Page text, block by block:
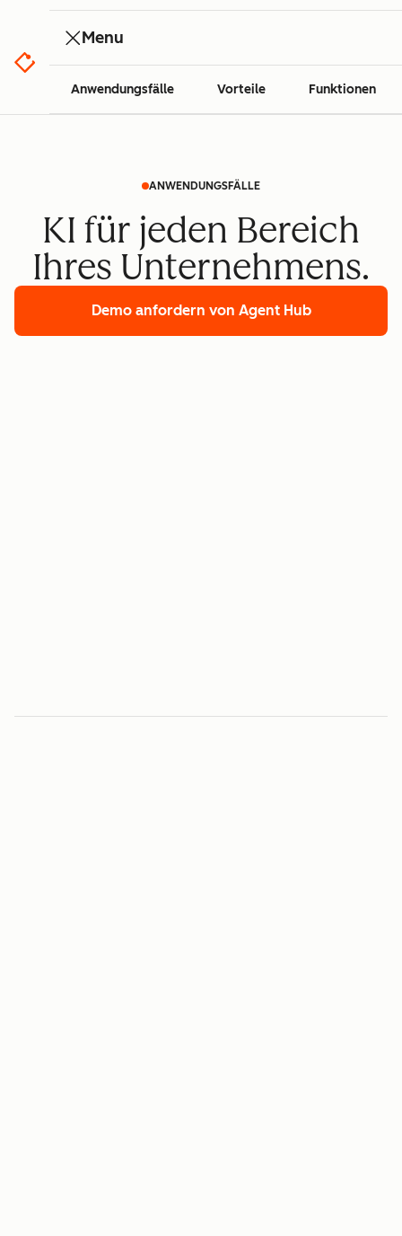
Menu
Anwendungsfälle Vorteile Funktionen
ANWENDUNGSFÄLLE
KI für jeden Bereich
Ihres Unternehmens.
Demo anfordern von Agent Hub